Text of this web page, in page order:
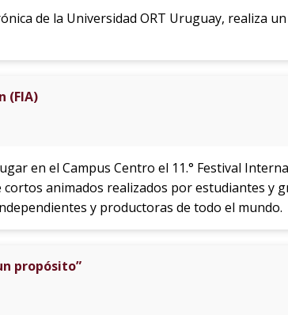
de la Universidad ORT Uruguay, realiza
(FIA)
en el Campus Centro el 11.° Festival
animados realizados por estudiantes y
y productoras de todo el mundo.
propósito”